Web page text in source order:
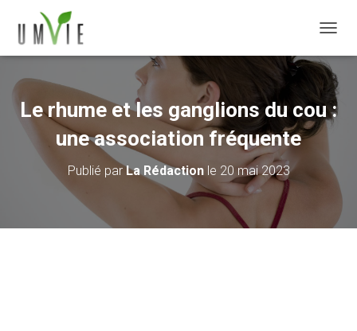
Le rhume et les ganglions du cou :
une association fréquente
Publié parLa Rédactionle 20 mai 2023